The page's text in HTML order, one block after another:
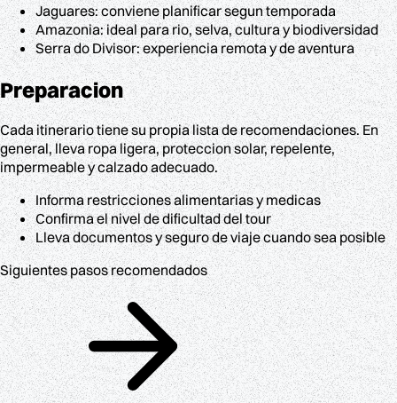
Jaguares: conviene planificar segun temporada
Amazonia: ideal para rio, selva, cultura y biodiversidad
Serra do Divisor: experiencia remota y de aventura
Preparacion
Cada itinerario tiene su propia lista de recomendaciones. En
general, lleva ropa ligera, proteccion solar, repelente,
impermeable y calzado adecuado.
Informa restricciones alimentarias y medicas
Confirma el nivel de dificultad del tour
Lleva documentos y seguro de viaje cuando sea posible
Siguientes pasos recomendados